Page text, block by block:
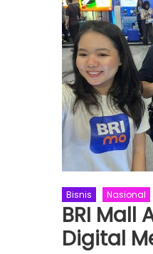
Bisnis Nasional
BRI
Digital